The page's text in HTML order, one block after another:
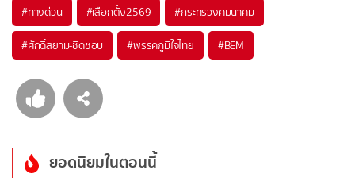
#ทางด่วน #เลือกตั้ง2569 #กระทรวงคมนาคม
#ศักดิ์สยาม-ชิดชอบ #พรรคภูมิใจไทย #BEM
ยอดนิยมในตอนนี้